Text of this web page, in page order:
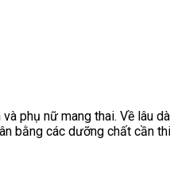
phụ nữ mang thai. Về lâu
bằng các dưỡng chất cần